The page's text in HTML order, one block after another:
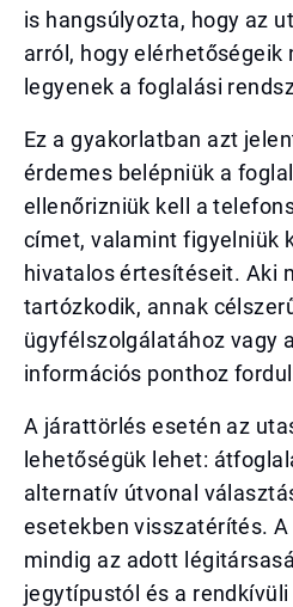
is hangsúlyozta, hogy az
arról, hogy elérhetőségeik
legyenek a foglalási
Ez a gyakorlatban azt
érdemes belépniük a
ellenőrizniük kell a
címet, valamint figyelniük
hivatalos értesítéseit. Aki
tartózkodik, annak
ügyfélszolgálatához vagy
információs ponthoz
A járattörlés esetén az
lehetőségük lehet:
alternatív útvonal
esetekben visszatérítés.
mindig az adott
jegytípustól és a